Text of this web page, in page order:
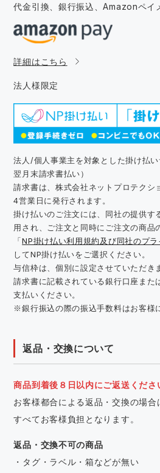
代金引換、銀行振込、Amazonペイ
詳細はこちら
法人様限定
法人/個人事業主を対象とした掛け払
翌月末請求書払い）
請求書は、株式会社ネットプロテクシ
4営業日に発行されます。
掛け払いのご注文には、同社の提供す
用され、ご注文と同時にご注文の商品
「NP掛け払い利用規約及び同社のプ
してNP掛け払いをご選択ください。
与信枠は、個別に設定させていただき
請求書に記載されている銀行口座また
支払いください。
※銀行振込の際の振込手数料はお客様
返品・交換について
商品到着後８日以内にご返送くださ
お客様都合による返品・交換の場
すべてお客様負担となります。
返品・交換不可の商品
・タグ・ラベル・箱などが無い